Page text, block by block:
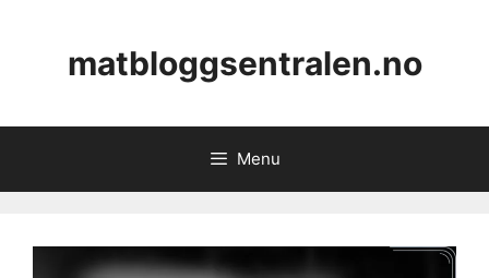
matbloggsentralen.no
Menu